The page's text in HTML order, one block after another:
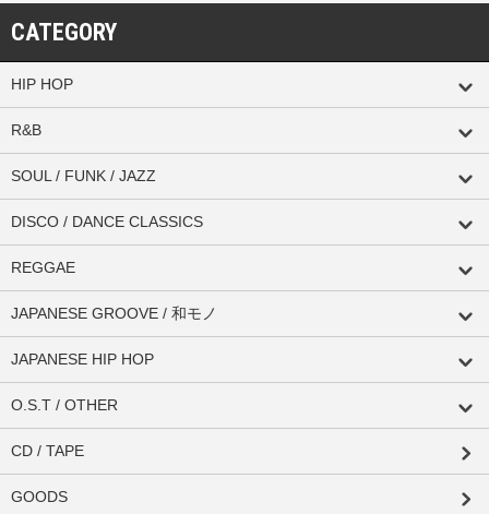
CATEGORY
HIP HOP
R&B
SOUL / FUNK / JAZZ
DISCO / DANCE CLASSICS
REGGAE
JAPANESE GROOVE / 和モノ
JAPANESE HIP HOP
O.S.T / OTHER
CD / TAPE
GOODS